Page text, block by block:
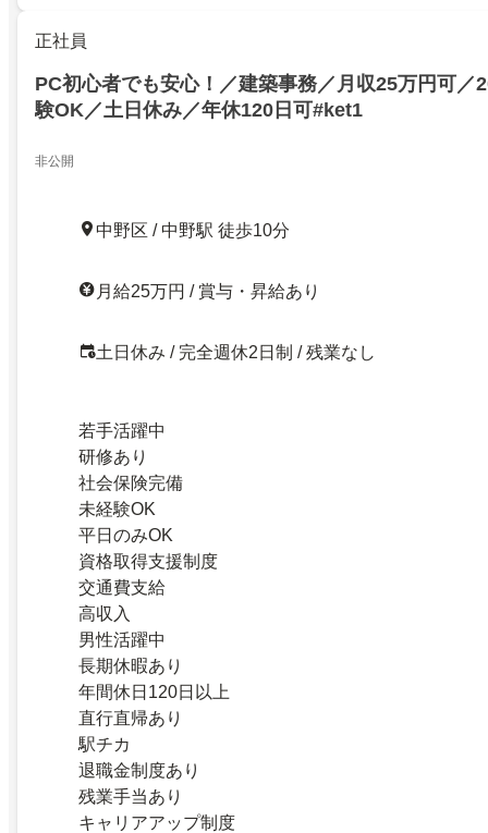
正社員
PC初心者でも安心！／建築事務／月収25万円可／
験OK／土日休み／年休120日可#ket1
非公開
中野区 / 中野駅 徒歩10分
月給25万円 / 賞与・昇給あり
土日休み / 完全週休2日制 / 残業なし
若手活躍中
研修あり
社会保険完備
未経験OK
平日のみOK
資格取得支援制度
交通費支給
高収入
男性活躍中
長期休暇あり
年間休日120日以上
直行直帰あり
駅チカ
退職金制度あり
残業手当あり
キャリアアップ制度